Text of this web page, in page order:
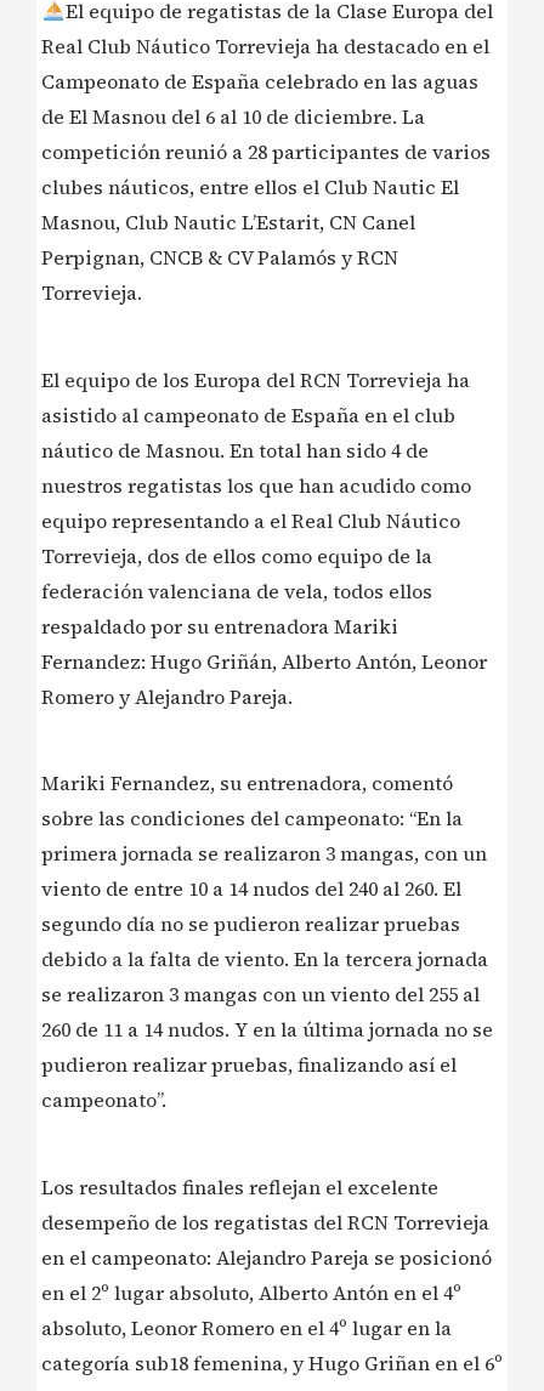
El equipo de regatistas de la Clase Europa del
Real Club Náutico Torrevieja ha destacado en el
Campeonato de España celebrado en las aguas
de El Masnou del 6 al 10 de diciembre. La
competición reunió a 28 participantes de varios
clubes náuticos, entre ellos el Club Nautic El
Masnou, Club Nautic L’Estarit, CN Canel
Perpignan, CNCB & CV Palamós y RCN
Torrevieja.
El equipo de los Europa del RCN Torrevieja ha
asistido al campeonato de España en el club
náutico de Masnou. En total han sido 4 de
nuestros regatistas los que han acudido como
equipo representando a el Real Club Náutico
Torrevieja, dos de ellos como equipo de la
federación valenciana de vela, todos ellos
respaldado por su entrenadora Mariki
Fernandez: Hugo Griñán, Alberto Antón, Leonor
Romero y Alejandro Pareja.
️Mariki Fernandez, su entrenadora, comentó
sobre las condiciones del campeonato: “En la
primera jornada se realizaron 3 mangas, con un
viento de entre 10 a 14 nudos del 240 al 260. El
segundo día no se pudieron realizar pruebas
debido a la falta de viento. En la tercera jornada
se realizaron 3 mangas con un viento del 255 al
260 de 11 a 14 nudos. Y en la última jornada no se
pudieron realizar pruebas, finalizando así el
campeonato”.
Los resultados finales reflejan el excelente
desempeño de los regatistas del RCN Torrevieja
en el campeonato: Alejandro Pareja se posicionó
en el 2º lugar absoluto, Alberto Antón en el 4º
absoluto, Leonor Romero en el 4º lugar en la
categoría sub18 femenina, y Hugo Griñan en el 6º